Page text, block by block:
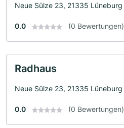
Neue Sülze 23, 21335 Lüneburg
0.0 (0 Bewertungen)
Radhaus
Neue Sülze 23, 21335 Lüneburg
0.0 (0 Bewertungen)